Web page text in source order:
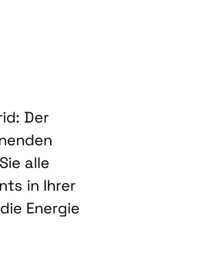
Der
alle
in Ihrer
Energie